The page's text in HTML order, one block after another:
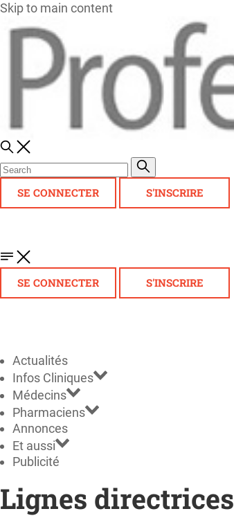
Skip to main content
SE CONNECTER S'INSCRIRE
SE CONNECTER S'INSCRIRE
Actualités
Infos Cliniques
Médecins
Pharmaciens
Annonces
Et aussi
Publicité
Lignes directrices